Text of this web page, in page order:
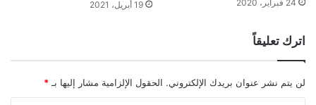
24 فبراير، 2020 19 أبريل، 2021
اترك تعليقاً
لن يتم نشر عنوان بريدك الإلكتروني. الحقول الإلزامية مشار إليها بـ *